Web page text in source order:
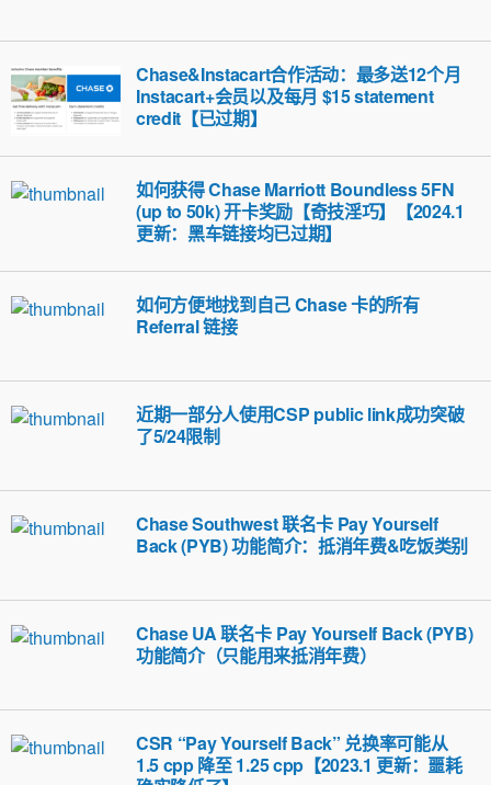
Chase&Instacart合作活动：最多送12个月
Instacart+会员以及每月 $15 statement
credit【已过期】
如何获得 Chase Marriott Boundless 5FN
(up to 50k) 开卡奖励【奇技淫巧】【2024.1
更新：黑车链接均已过期】
如何方便地找到自己 Chase 卡的所有
Referral 链接
近期一部分人使用CSP public link成功突破
了5/24限制
Chase Southwest 联名卡 Pay Yourself
Back (PYB) 功能简介：抵消年费&吃饭类别
Chase UA 联名卡 Pay Yourself Back (PYB)
功能简介（只能用来抵消年费）
CSR “Pay Yourself Back” 兑换率可能从
1.5 cpp 降至 1.25 cpp【2023.1 更新：噩耗